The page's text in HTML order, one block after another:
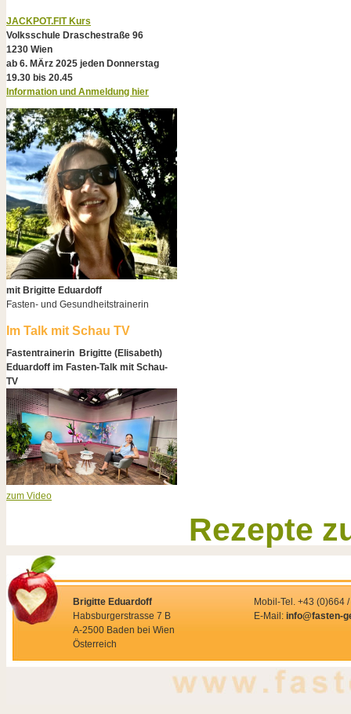
JACKPOT.FIT Kurs
Volksschule Draschestraße 96
1230 Wien
ab 6. MÄrz 2025 jeden Donnerstag
19.30 bis 20.45
Information und Anmeldung hier
mit Brigitte Eduardoff
Fasten- und Gesundheitstrainerin
Im Talk mit Schau TV
Fastentrainerin Brigitte (Elisabeth)
Eduardoff im Fasten-Talk mit Schau-
TV
zum Video
Rezepte
Brigitte Eduardoff
Habsburgerstrasse 7 B
A-2500 Baden bei Wien
Österreich
Mobil-Tel. +43 (0)664
E-Mail: info@fasten-